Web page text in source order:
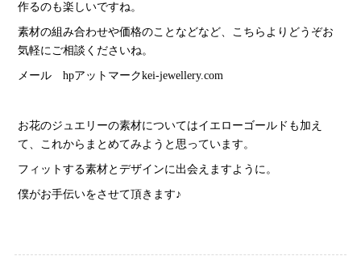
作るのも楽しいですね。
素材の組み合わせや価格のことなどなど、こちらよりどうぞお
気軽にご相談くださいね。
メール hpアットマークkei-jewellery.com
お花のジュエリーの素材についてはイエローゴールドも加え
て、これからまとめてみようと思っています。
フィットする素材とデザインに出会えますように。
僕がお手伝いをさせて頂きます♪